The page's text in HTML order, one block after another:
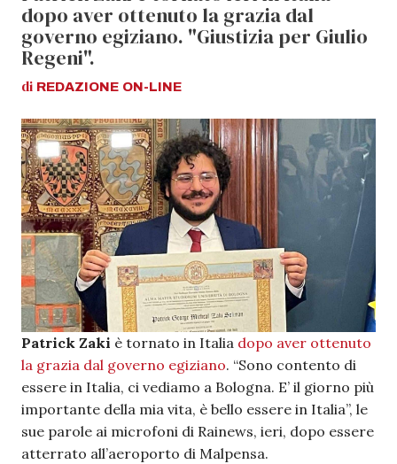
dopo aver ottenuto la grazia dal
governo egiziano. "Giustizia per Giulio
Regeni".
di REDAZIONE ON-LINE
Patrick Zaki è tornato in Italia dopo aver ottenuto
la grazia dal governo egiziano. “Sono contento di
essere in Italia, ci vediamo a Bologna. E’ il giorno più
importante della mia vita, è bello essere in Italia”, le
sue parole ai microfoni di Rainews, ieri, dopo essere
atterrato all’aeroporto di Malpensa.